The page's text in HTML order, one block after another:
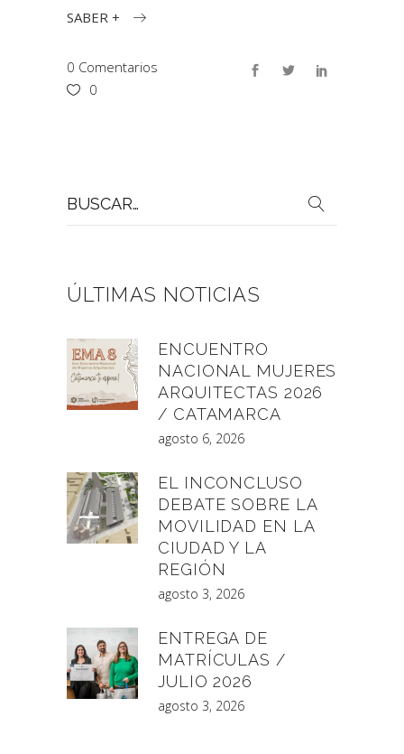
SABER +
0 Comentarios
0
por:
ÚLTIMAS NOTICIAS
ENCUENTRO
NACIONAL MUJERES
ARQUITECTAS 2026
/ CATAMARCA
agosto 6, 2026
EL INCONCLUSO
DEBATE SOBRE LA
MOVILIDAD EN LA
CIUDAD Y LA
REGIÓN
agosto 3, 2026
ENTREGA DE
MATRÍCULAS /
JULIO 2026
agosto 3, 2026